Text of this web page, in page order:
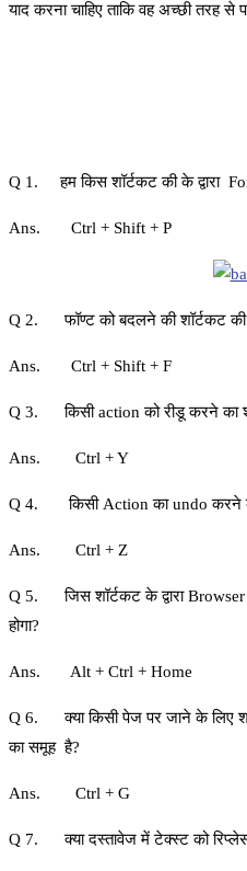
याद करना चाहिए ताकि वह अच्छी तरह
Q 1. हम किस शॉर्टकट की के द्वारा
Ans. Ctrl + Shift + P
Q 2. फॉण्ट को बदलने की शॉर्टकट की
Ans. Ctrl + Shift + F
Q 3. किसी action को रीडू करने का
Ans. Ctrl + Y
Q 4. किसी Action का undo करने
Ans. Ctrl + Z
Q 5. जिस शॉर्टकट के द्वारा Browser
होगा?
Ans. Alt + Ctrl + Home
Q 6. क्‍या किसी पेज पर जाने के लिए
का समूह है?
Ans. Ctrl + G
Q 7. क्‍या दस्‍तावेज में टेक्स्ट को